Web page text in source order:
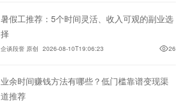
暑假工推荐：5个时间灵活、收入可观的副业选
择
企谈段誉 原创 2026-08-10T19:06:23 26
业余时间赚钱方法有哪些？低门槛靠谱变现渠
道推荐